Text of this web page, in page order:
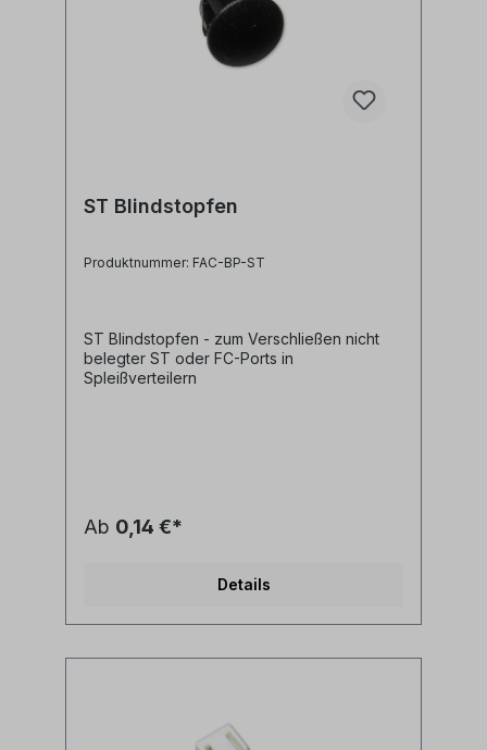
ST Blindstopfen
Produktnummer: FAC-BP-ST
ST Blindstopfen - zum Verschließen nicht
belegter ST oder FC-Ports in
Spleißverteilern
Ab 0,14 €*
Details